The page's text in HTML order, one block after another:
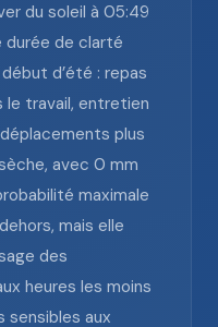
du soleil à 05:49
durée de clarté
d’été : repas
travail, entretien
plus
avec 0 mm
maximale
mais elle
des
heures les moins
sensibles aux